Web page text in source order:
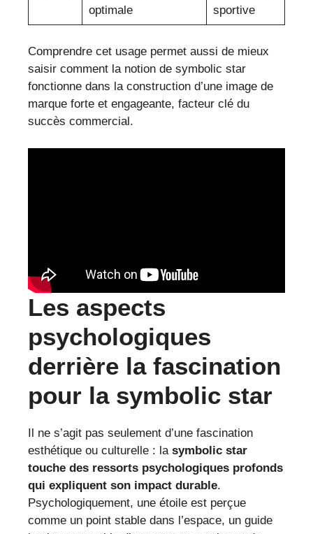
optimale
sportive
Comprendre cet usage permet aussi de mieux
saisir comment la notion de symbolic star
fonctionne dans la construction d’une image de
marque forte et engageante, facteur clé du
succès commercial.
Les aspects
psychologiques
derrière la fascination
pour la symbolic star
Il ne s’agit pas seulement d’une fascination
esthétique ou culturelle : la symbolic star
touche des ressorts psychologiques profonds
qui expliquent son impact durable.
Psychologiquement, une étoile est perçue
comme un point stable dans l’espace, un guide